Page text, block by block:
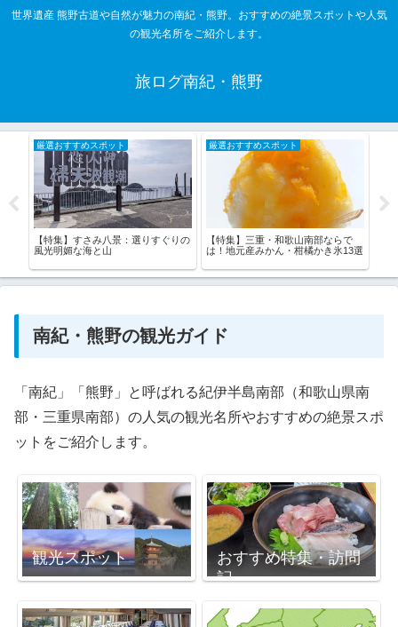
世界遺産 熊野古道や自然が魅力の南紀・熊野。おすすめの絶景スポットや人気
の観光名所をご紹介します。
旅ログ南紀・熊野
厳選おすすめスポット
【特集】すさみ八景：選りすぐりの
風光明媚な海と山
厳選おすすめスポット
【特集】三重・和歌山南部ならで
は！地元産みかん・柑橘かき氷13選
南紀・熊野の観光ガイド
「南紀」「熊野」と呼ばれる紀伊半島南部（和歌山県南
部・三重県南部）の人気の観光名所やおすすめの絶景スポ
ットをご紹介します。
観光スポット
おすすめ特集・訪問
記